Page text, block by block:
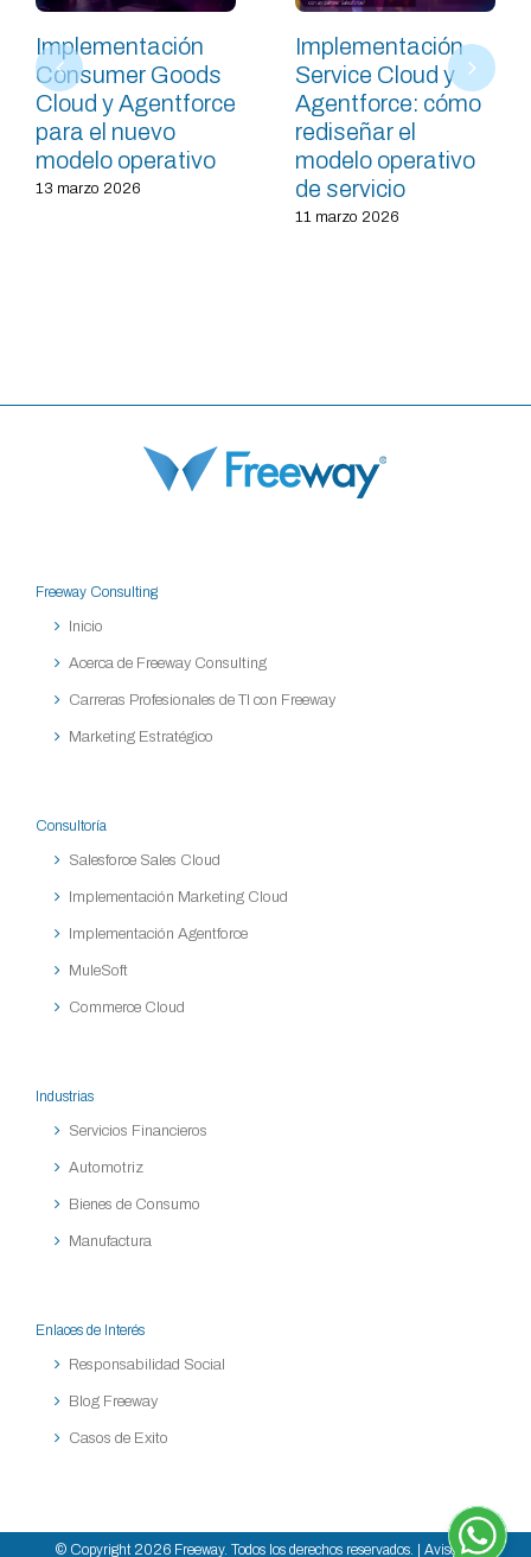
Implementación
Consumer Goods
Cloud y Agentforce
para el nuevo
modelo operativo
13 marzo 2026
Implementación
Service Cloud y
Agentforce: cómo
rediseñar el
modelo operativo
de servicio
11 marzo 2026
Freeway Consulting
Inicio
Acerca de Freeway Consulting
Carreras Profesionales de TI con Freeway
Marketing Estratégico
Consultoría
Salesforce Sales Cloud
Implementación Marketing Cloud
Implementación Agentforce
MuleSoft
Commerce Cloud
Industrias
Servicios Financieros
Automotriz
Bienes de Consumo
Manufactura
Enlaces de Interés
Responsabilidad Social
Blog Freeway
Casos de Exito
© Copyright 2026 Freeway. Todos los derechos reservados. | Aviso de